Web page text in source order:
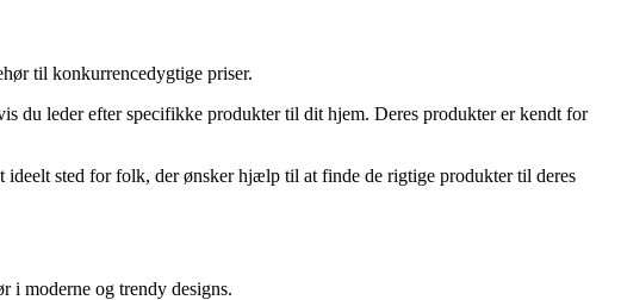
til konkurrencedygtige priser.
du leder efter specifikke produkter til dit hjem. Deres produkter er kendt for
sted for folk, der ønsker hjælp til at finde de rigtige produkter til deres
i moderne og trendy designs.